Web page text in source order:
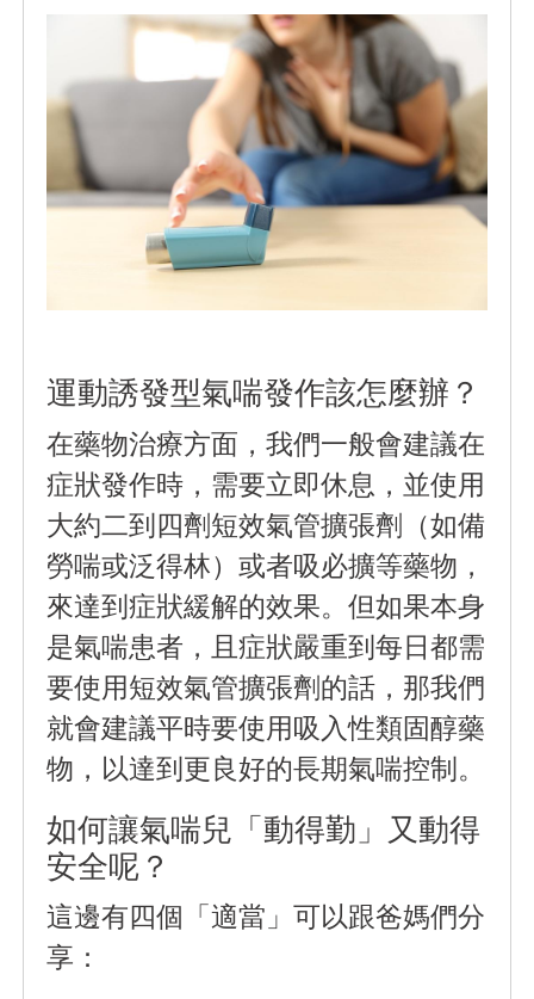
運動誘發型氣喘發作該怎麼辦？
在藥物治療方面，我們一般會建議在
症狀發作時，需要立即休息，並使用
大約二到四劑短效氣管擴張劑（如備
勞喘或泛得林）或者吸必擴等藥物，
來達到症狀緩解的效果。但如果本身
是氣喘患者，且症狀嚴重到每日都需
要使用短效氣管擴張劑的話，那我們
就會建議平時要使用吸入性類固醇藥
物，以達到更良好的長期氣喘控制。
如何讓氣喘兒「動得勤」又動得
安全呢？
這邊有四個「適當」可以跟爸媽們分
享：